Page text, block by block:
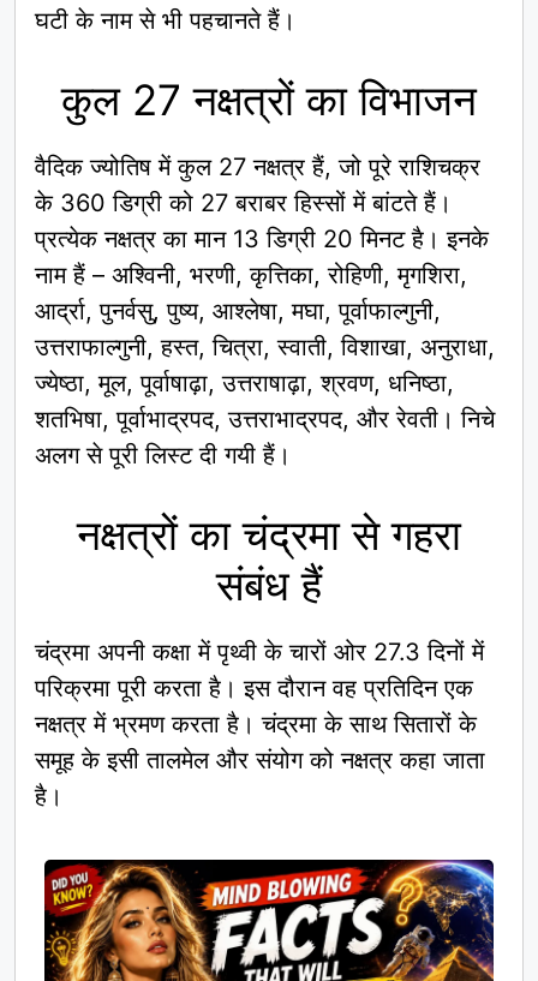
घटी के नाम से भी पहचानते हैं।
कुल 27 नक्षत्रों का विभाजन
वैदिक ज्योतिष में कुल 27 नक्षत्र हैं, जो पूरे राशिचक्र
के 360 डिग्री को 27 बराबर हिस्सों में बांटते हैं।
प्रत्येक नक्षत्र का मान 13 डिग्री 20 मिनट है। इनके
नाम हैं – अश्विनी, भरणी, कृत्तिका, रोहिणी, मृगशिरा,
आर्द्रा, पुनर्वसु, पुष्य, आश्लेषा, मघा, पूर्वाफाल्गुनी,
उत्तराफाल्गुनी, हस्त, चित्रा, स्वाती, विशाखा, अनुराधा,
ज्येष्ठा, मूल, पूर्वाषाढ़ा, उत्तराषाढ़ा, श्रवण, धनिष्ठा,
शतभिषा, पूर्वाभाद्रपद, उत्तराभाद्रपद, और रेवती। निचे
अलग से पूरी लिस्ट दी गयी हैं।
नक्षत्रों का चंद्रमा से गहरा
संबंध हैं
चंद्रमा अपनी कक्षा में पृथ्वी के चारों ओर 27.3 दिनों में
परिक्रमा पूरी करता है। इस दौरान वह प्रतिदिन एक
नक्षत्र में भ्रमण करता है। चंद्रमा के साथ सितारों के
समूह के इसी तालमेल और संयोग को नक्षत्र कहा जाता
है।